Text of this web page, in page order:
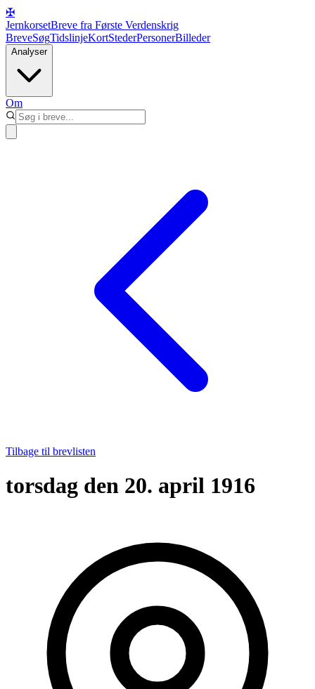
✠
JernkorsetBreve fra Første Verdenskrig
BreveSøgTidslinjeKortStederPersonerBilleder
Analyser
Om
Tilbage til brevlisten
torsdag den 20. april 1916